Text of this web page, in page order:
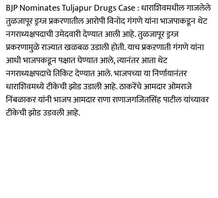
BJP Nominates Tuljapur Drugs Case : धाराशिवमधील गाजलेले
तुळजापूर ड्रग्ज प्रकरणातील आरोपी विनोद गंगणे यांना भाजपाकडून थेट
नगराध्यक्षपदाची उमेदवारी देण्यात आली आहे. तुळजापूर ड्रग्ज
प्रकरणामुळे राज्यात खळबळ उडाली होती. याच प्रकऱणाती गंगणे यांना
आधी भाजपकडून पक्षात घेण्यात आले, त्यानंतर आता थेट
नगराध्यक्षपदाचे तिकिट देण्यात आले. भाजपच्या या निर्णायानंतर
धाराशिवमध्ये टीकेची झोड उडाली आहे. ठाकरेंचे आमदार ओमराजे
निंबळाकर यांनी भाजप आमदार राणा राणाजगजितसिंह पाटील यांच्यावर
टीकेची झोड उडवली आहे.